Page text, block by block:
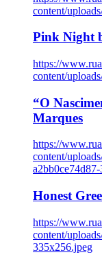
content/
Pink Night
https://
content/
“O
Marques
https://
content/
Honest
https://
content/
335x256.jpeg